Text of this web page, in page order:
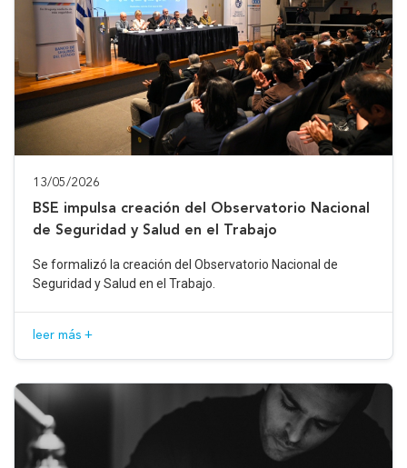
13/05/2026
BSE impulsa creación del Observatorio Nacional
de Seguridad y Salud en el Trabajo
Se formalizó la creación del Observatorio Nacional de
Seguridad y Salud en el Trabajo.
leer más +